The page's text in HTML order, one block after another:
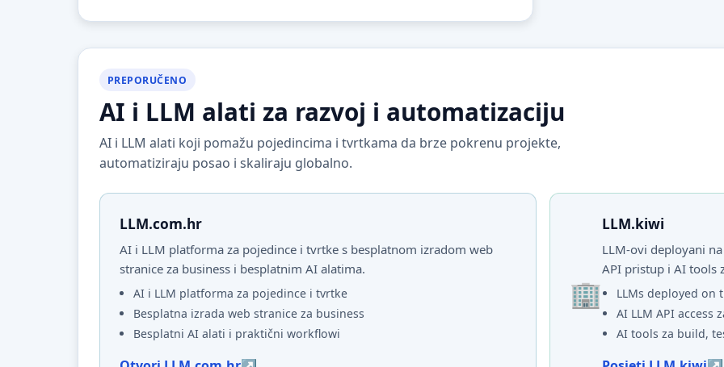
PREPORUČENO
AI i LLM alati za razvoj i automatizaciju
AI i LLM alati koji pomažu pojedincima i tvrtkama da brze pokrenu projekte,
automatiziraju posao i skaliraju globalno.
LLM.com.hr
AI i LLM platforma za pojedince i tvrtke s besplatnom izradom web
stranice za business i besplatnim AI alatima.
AI i LLM platforma za pojedince i tvrtke
Besplatna izrada web stranice za business
Besplatni AI alati i praktični workflowi
LLM.kiwi
LLM-ovi deployani
API pristup i AI tools
LLMs deployed on
AI LLM API access
AI tools za build,